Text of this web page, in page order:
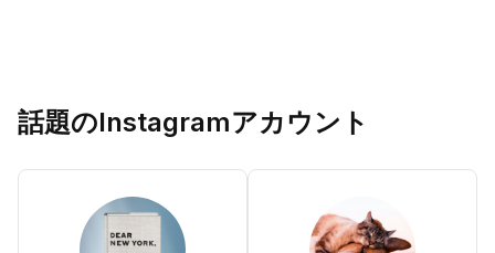
話題のInstagramアカウント